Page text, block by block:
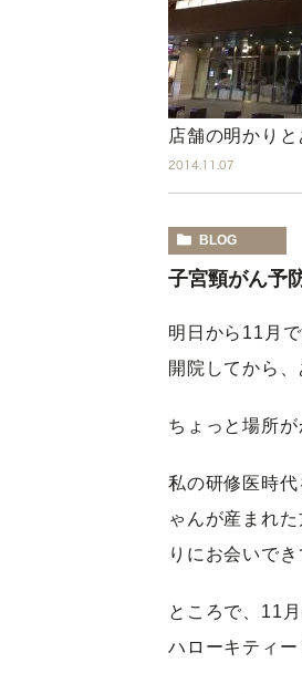
店舗の明かり
2014.11.07
BLOG
子宮頸がん予
明日から11月で
開院してから
ちょっと場所が
私の研修医時
ゃんが産まれ
りにお会いで
ところで、11
ハローキティー